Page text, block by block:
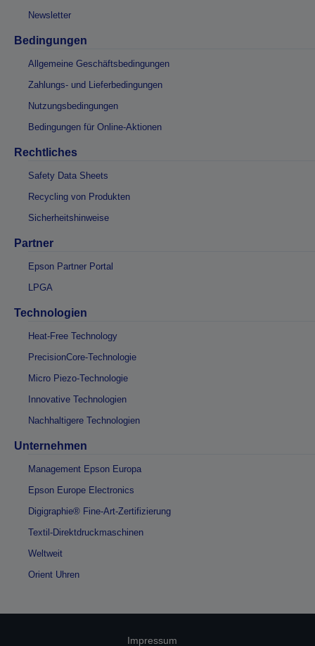
Newsletter
Bedingungen
Allgemeine Geschäftsbedingungen
Zahlungs- und Lieferbedingungen
Nutzungsbedingungen
Bedingungen für Online-Aktionen
Rechtliches
Safety Data Sheets
Recycling von Produkten
Sicherheitshinweise
Partner
Epson Partner Portal
LPGA
Technologien
Heat-Free Technology
PrecisionCore-Technologie
Micro Piezo-Technologie
Innovative Technologien
Nachhaltigere Technologien
Unternehmen
Management Epson Europa
Epson Europe Electronics
Digigraphie® Fine-Art-Zertifizierung
Textil-Direktdruckmaschinen
Weltweit
Orient Uhren
Impressum